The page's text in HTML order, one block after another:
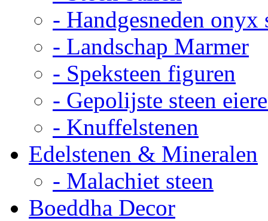
- Handgesneden onyx
- Landschap Marmer
- Speksteen figuren
- Gepolijste steen
- Knuffelstenen
Edelstenen & Mineralen
- Malachiet steen
Boeddha Decor